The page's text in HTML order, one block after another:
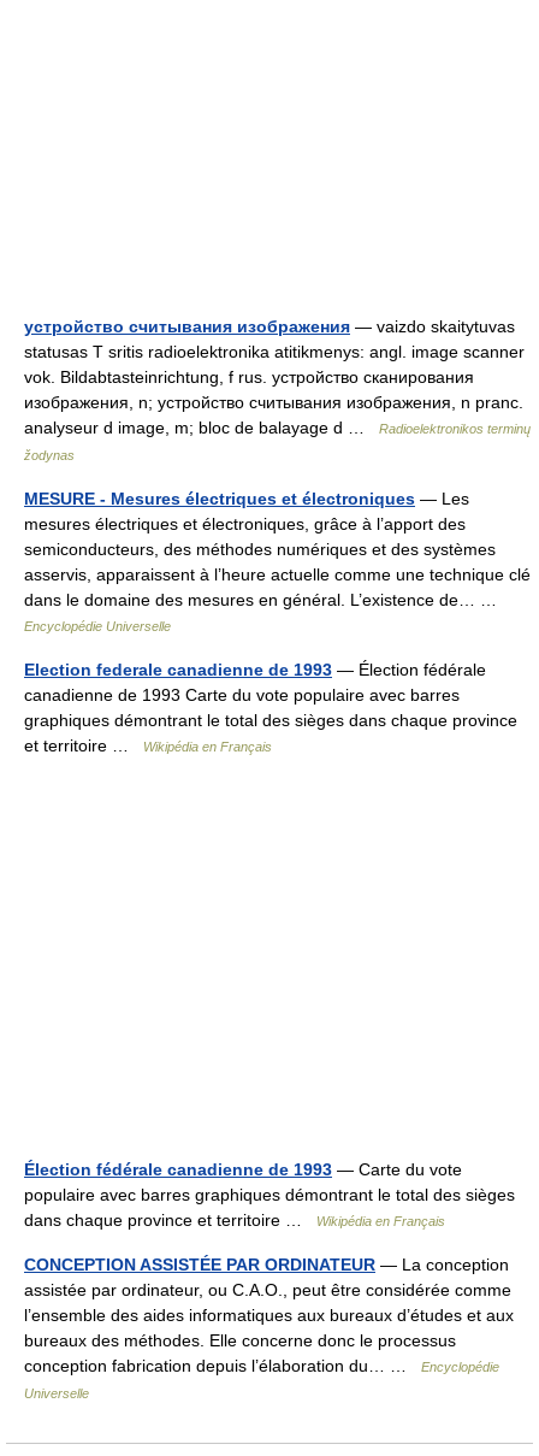
устройство считывания изображения — vaizdo skaitytuvas
statusas T sritis radioelektronika atitikmenys: angl. image scanner
vok. Bildabtasteinrichtung, f rus. устройство сканирования
изображения, n; устройство считывания изображения, n pranc.
analyseur d image, m; bloc de balayage d …
Radioelektronikos terminų
žodynas
MESURE - Mesures électriques et électroniques — Les
mesures électriques et électroniques, grâce à l’apport des
semiconducteurs, des méthodes numériques et des systèmes
asservis, apparaissent à l’heure actuelle comme une technique clé
dans le domaine des mesures en général. L’existence de… …
Encyclopédie Universelle
Election federale canadienne de 1993 — Élection fédérale
canadienne de 1993 Carte du vote populaire avec barres
graphiques démontrant le total des sièges dans chaque province
et territoire …
Wikipédia en Français
Élection fédérale canadienne de 1993 — Carte du vote
populaire avec barres graphiques démontrant le total des sièges
dans chaque province et territoire …
Wikipédia en Français
CONCEPTION ASSISTÉE PAR ORDINATEUR — La conception
assistée par ordinateur, ou C.A.O., peut être considérée comme
l’ensemble des aides informatiques aux bureaux d’études et aux
bureaux des méthodes. Elle concerne donc le processus
conception fabrication depuis l’élaboration du… …
Encyclopédie
Universelle